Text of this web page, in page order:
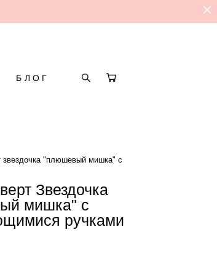
БЛОГ
звездочка "плюшевый мишка" с
Звездочка
мишка" с
ручками